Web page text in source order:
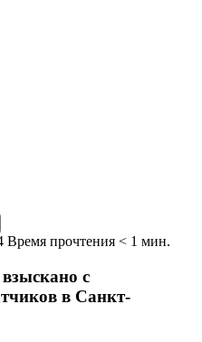
Время прочтения < 1 мин.
с
в Санкт-